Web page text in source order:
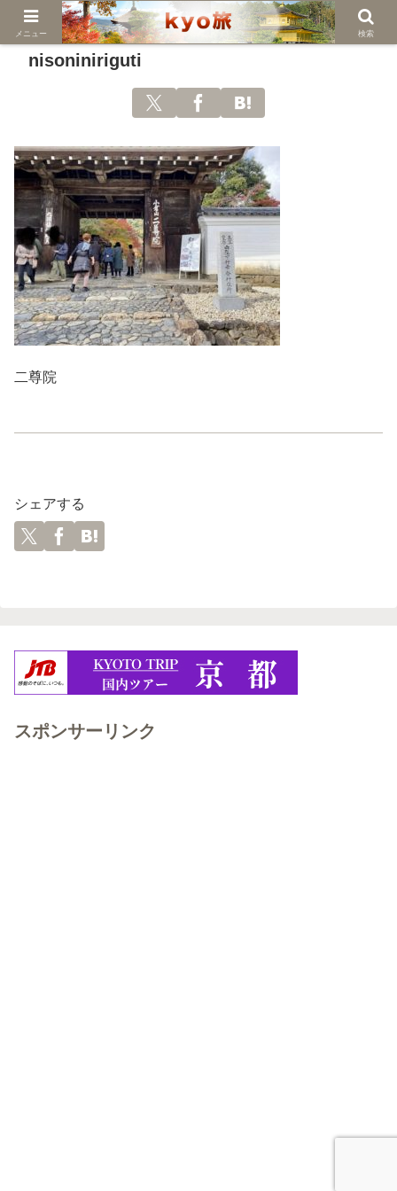
nisoniniriguti
二尊院
シェアする
スポンサーリンク
メニュー 検索